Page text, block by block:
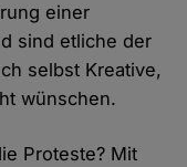
einer
sind etliche der
selbst Kreative,
wünschen.
Proteste? Mit